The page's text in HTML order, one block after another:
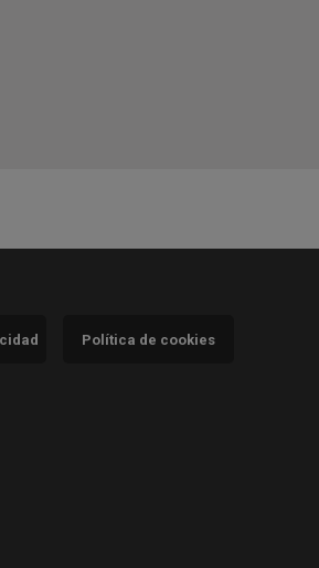
Política de cookies